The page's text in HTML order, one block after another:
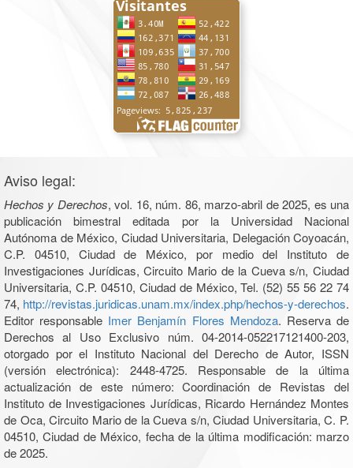
Aviso legal:
Hechos y Derechos, vol. 16, núm. 86, marzo-abril de 2025, es una
publicación bimestral editada por la Universidad Nacional
Autónoma de México, Ciudad Universitaria, Delegación Coyoacán,
C.P. 04510, Ciudad de México, por medio del Instituto de
Investigaciones Jurídicas, Circuito Mario de la Cueva s/n, Ciudad
Universitaria, C.P. 04510, Ciudad de México, Tel. (52) 55 56 22 74
74, http://revistas.juridicas.unam.mx/index.php/hechos-y-derechos.
Editor responsable Imer Benjamín Flores Mendoza. Reserva de
Derechos al Uso Exclusivo núm. 04-2014-052217121400-203,
otorgado por el Instituto Nacional del Derecho de Autor, ISSN
(versión electrónica): 2448-4725. Responsable de la última
actualización de este número: Coordinación de Revistas del
Instituto de Investigaciones Jurídicas, Ricardo Hernández Montes
de Oca, Circuito Mario de la Cueva s/n, Ciudad Universitaria, C. P.
04510, Ciudad de México, fecha de la última modificación: marzo
de 2025.